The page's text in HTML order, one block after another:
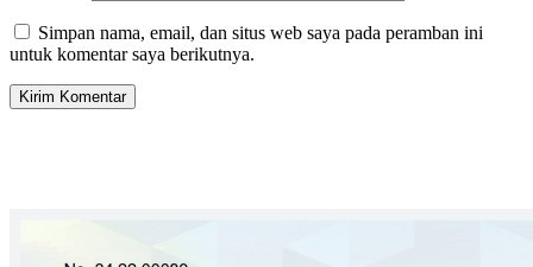
Simpan nama, email, dan situs web saya pada peramban ini
untuk komentar saya berikutnya.